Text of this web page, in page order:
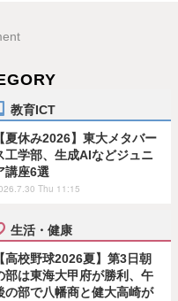
教育ICT
【夏休み2026】東大メタバー
工学部、生成AIなどジュニ
講座6選
Thu 11:15
生活・健康
【高校野球2026夏】第3日朝
部は東海大甲府が勝利、午
の部で八幡商と健大高崎が